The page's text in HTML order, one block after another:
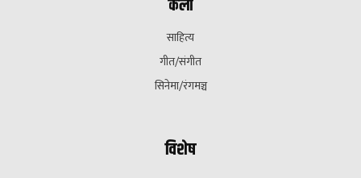
कला
साहित्य
गीत/संगीत
सिनेमा/रंगमञ्च
विशेष